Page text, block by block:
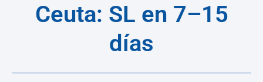
Ceuta: SL en 7–15
días